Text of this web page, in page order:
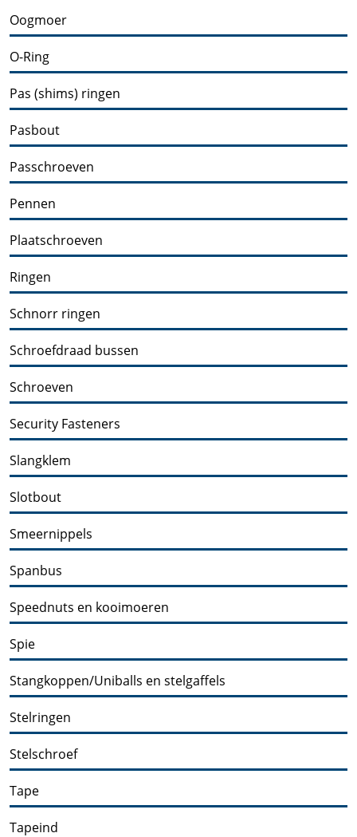
Oogmoer
O-Ring
Pas (shims) ringen
Pasbout
Passchroeven
Pennen
Plaatschroeven
Ringen
Schnorr ringen
Schroefdraad bussen
Schroeven
Security Fasteners
Slangklem
Slotbout
Smeernippels
Spanbus
Speednuts en kooimoeren
Spie
Stangkoppen/Uniballs en stelgaffels
Stelringen
Stelschroef
Tape
Tapeind